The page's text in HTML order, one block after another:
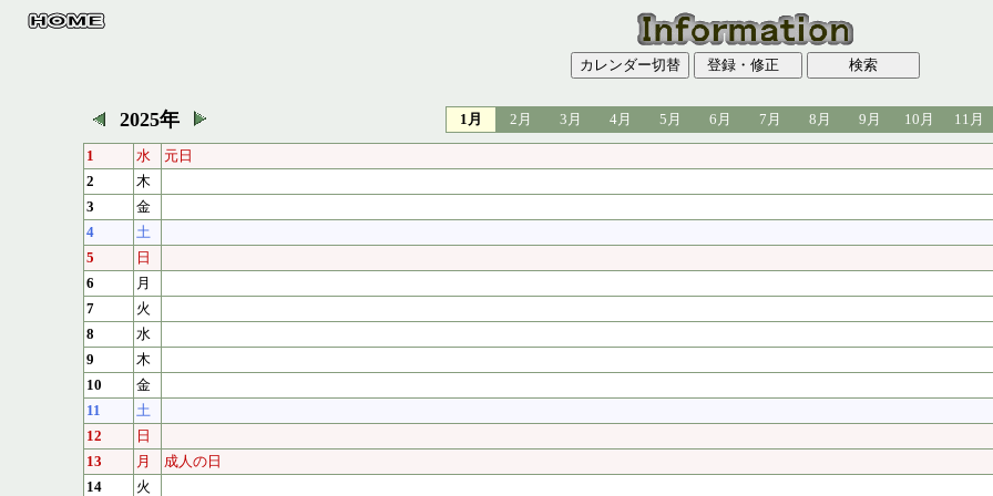
2025年 1月 2月 3月 4月 5月 6月 7月 8月 9月 10月 11月
1 水
元日
2
木
3
金
4
土
5
日
6
月
7
火
8
水
9
木
10
金
11
土
12
日
13
月
成人の日
14
火